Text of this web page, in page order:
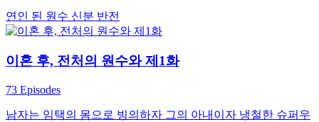
연인 된 원수 신분 반전
이혼 후, 전처의 원수와 제1화
73 Episodes
남자는 임택의 몸으로 빙의하자 그의 아내이자 냉철한 슈퍼우